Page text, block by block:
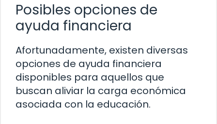
Posibles opciones de
ayuda financiera
Afortunadamente, existen diversas
opciones de ayuda financiera
disponibles para aquellos que
buscan aliviar la carga económica
asociada con la educación.